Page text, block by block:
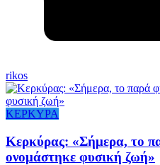
rikos
ΚΕΡΚΥΡΑ
Κερκύρας: «Σήμερα, το
ονομάστηκε φυσική ζωή»